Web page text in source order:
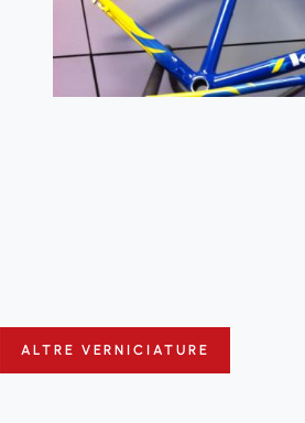
ALTRE VERNICIATURE